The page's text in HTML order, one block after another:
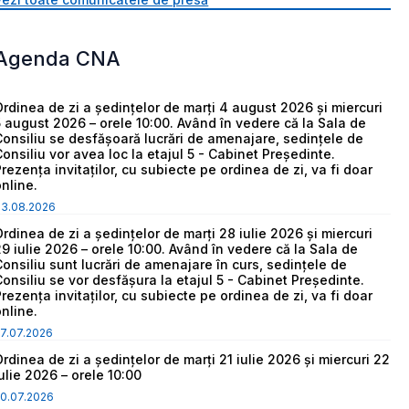
CNA
de zi a ședințelor de marți 4 august 2026 și miercuri
august 2026 – orele 10:00. Având în vedere că la Sala de
se desfășoară lucrări de amenajare, sedințele de
vor avea loc la etajul 5 - Cabinet Președinte.
invitaților, cu subiecte pe ordinea de zi, va fi doar
de zi a ședințelor de marți 28 iulie 2026 și miercuri
iulie 2026 – orele 10:00. Având în vedere că la Sala de
sunt lucrări de amenajare în curs, sedințele de
se vor desfășura la etajul 5 - Cabinet Președinte.
invitaților, cu subiecte pe ordinea de zi, va fi doar
de zi a ședințelor de marți 21 iulie 2026 și miercuri 22
2026 – orele 10:00